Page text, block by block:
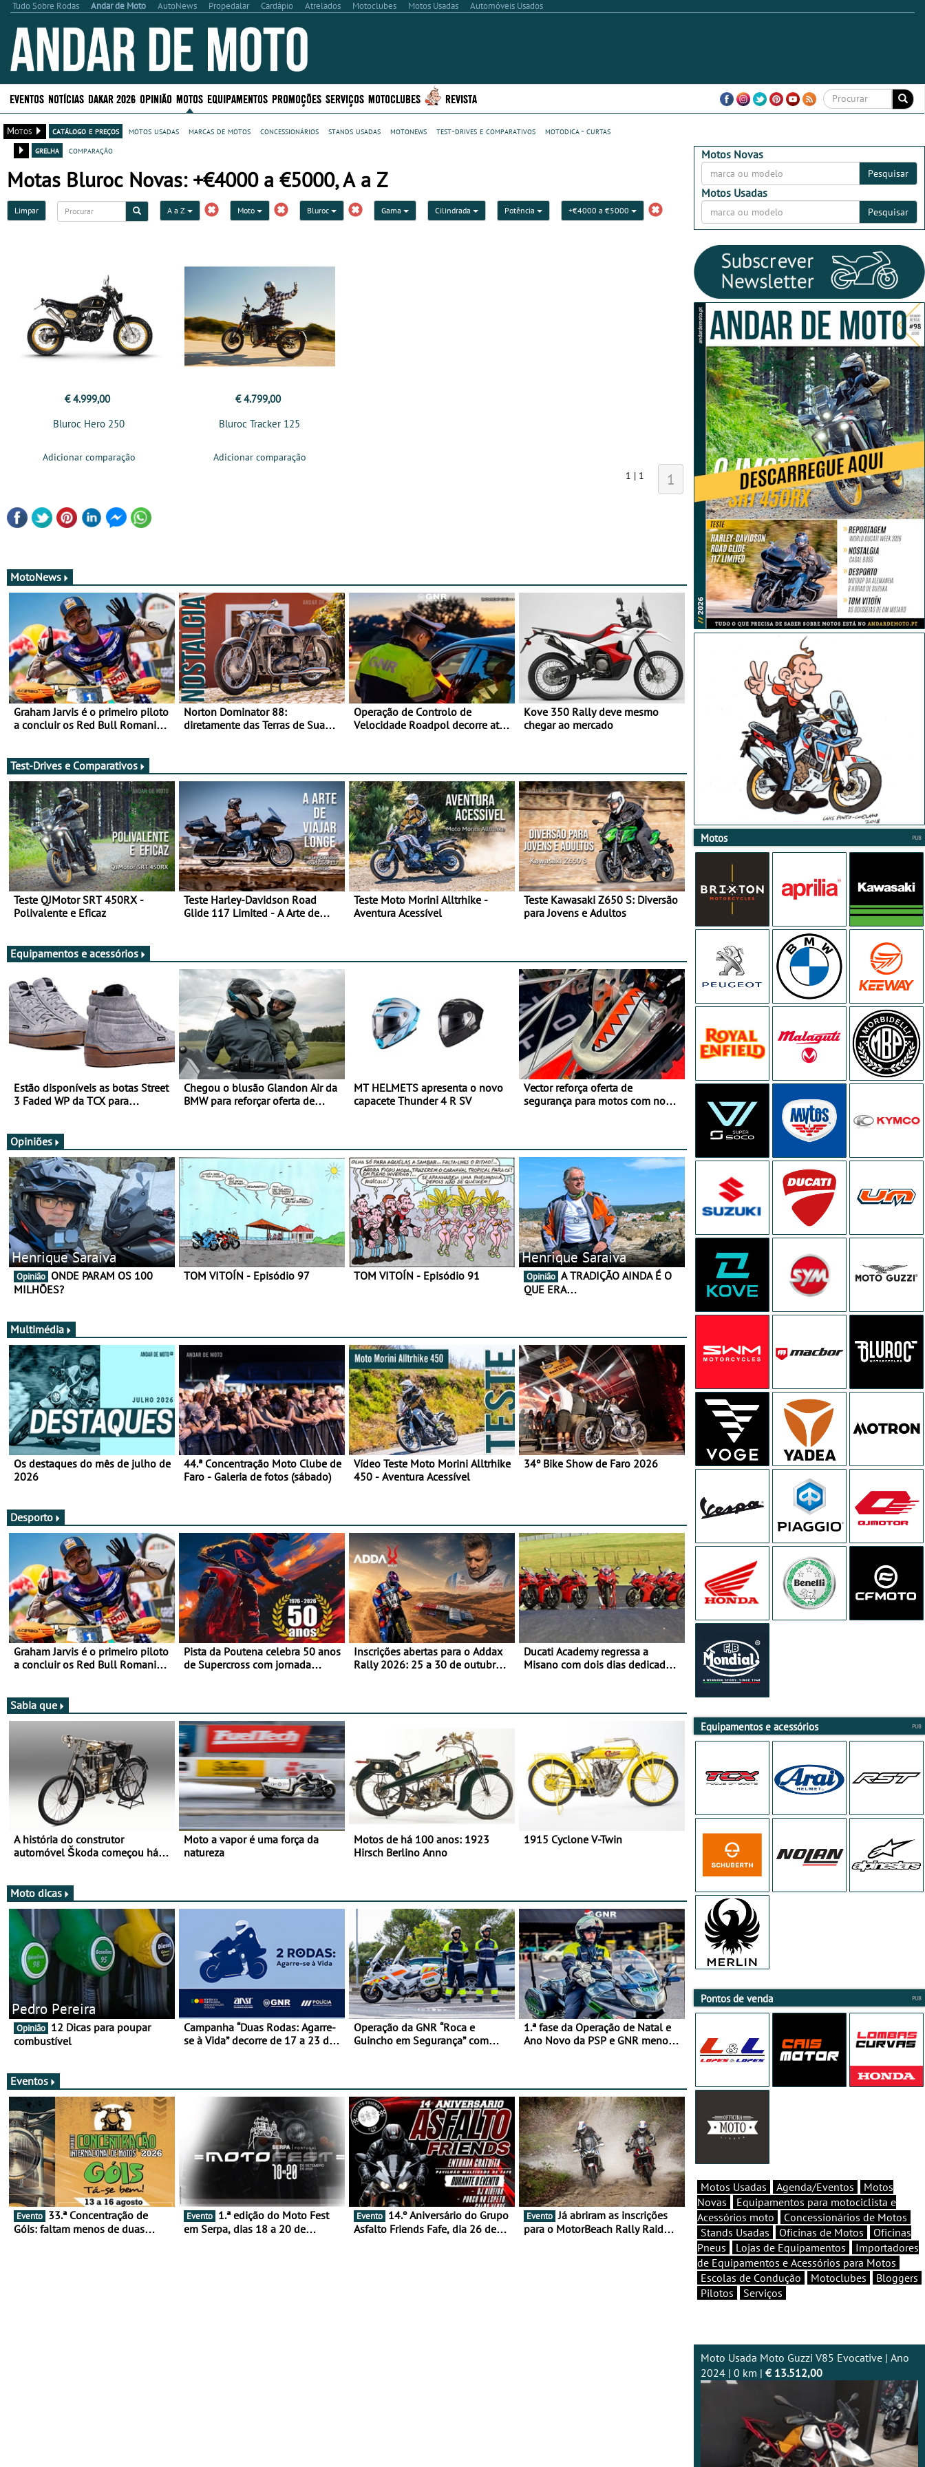
Tudo Sobre Rodas Andar de Moto AutoNews Propedalar Cardápio Atrelados Motoclubes Motos Usadas Automóveis Usados
EVENTOS NOTÍCIAS DAKAR 2026 OPINIÃO MOTOS EQUIPAMENTOS PROMOÇÕES SERVIÇOS MOTOCLUBES REVISTA
Motos catálogo e preços motos usadas marcas de motos concessionários stands usadas motonews test-drives e comparativos
motodica - curtas
grelha
comparação
Motas Bluroc Novas: +€4000 a €5000, A a Z
Limpar A a Z Moto Bluroc Gama Cilindrada Potência +€4000 a €5000
€ 4.999,00
Bluroc Hero 250
Adicionar comparação
€ 4.799,00
Bluroc Tracker 125
Adicionar comparação
1 | 1
1
MotoNews
Graham Jarvis é o primeiro piloto
a concluir os Red Bull Romaniacs
Norton Dominator 88:
diretamente das Terras de Sua
Operação de Controlo de
Velocidade Roadpol decorre até
Kove 350 Rally deve mesmo
chegar ao mercado
Test-Drives e Comparativos
Teste QJMotor SRT 450RX -
Polivalente e Eficaz
Teste Harley-Davidson Road
Glide 117 Limited - A Arte de
Teste Moto Morini Alltrhike -
Aventura Acessível
Teste Kawasaki Z650 S: Diversão
para Jovens e Adultos
Equipamentos e acessórios
Estão disponíveis as botas Street
3 Faded WP da TCX para
Chegou o blusão Glandon Air da
BMW para reforçar oferta de
MT HELMETS apresenta o novo
capacete Thunder 4 R SV
Vector reforça oferta de
segurança para motos com nova
Opiniões
Henrique Saraiva
Opinião
MILHÕES?
TOM VITOÍN - Episódio 97 TOM VITOÍN - Episódio 91
Henrique Saraiva
Opinião
QUE ERA…
Multimédia
Os destaques do mês de julho de
2026
44.ª Concentração Moto Clube de
Faro - Galeria de fotos (sábado)
Vídeo Teste Moto Morini Alltrhike
450 - Aventura Acessível
34º Bike Show de Faro 2026
Desporto
Graham Jarvis é o primeiro piloto
a concluir os Red Bull Romaniacs
Pista da Poutena celebra 50 anos
de Supercross com jornada
Inscrições abertas para o Addax
Rally 2026: 25 a 30 de outubro -
Ducati Academy regressa a
Misano com dois dias dedicados
Sabia que
A história do construtor
automóvel Škoda começou há
Moto a vapor é uma força da
natureza
Motos de há 100 anos: 1923
Hirsch Berlino Anno
1915 Cyclone V-Twin
Moto dicas
Pedro Pereira
Opinião
combustível
Campanha “Duas Rodas: Agarre-
se à Vida” decorre de 17 a 23 de
Operação da GNR “Roca e
Guincho em Segurança” com
1.ª fase da Operação de Natal e
Ano Novo da PSP e GNR menos
Eventos
Evento
Góis: faltam menos de duas
Evento
em Serpa, dias 18 a 20 de
Evento
Asfalto Friends Fafe, dia 26 de
Evento Já abriram as inscrições
para o MotorBeach Rally Raid
Motos Novas
Pesquisar
Motos Usadas
Pesquisar
Motos
Equipamentos e acessórios
Pontos de venda
Motos Usadas Agenda/Eventos
Motos
Novas
Equipamentos para motociclista e
Acessórios moto
Concessionários de Motos
Stands Usadas
Oficinas de Motos
Oficinas
Pneus
Lojas de Equipamentos
Importadores
de Equipamentos e Acessórios para Motos
Escolas de Condução
Motoclubes
Bloggers
Pilotos
Serviços
Moto Usada Moto Guzzi V85 Evocative | Ano
2024 | 0 km | € 13.512,00